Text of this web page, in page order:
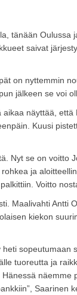
tänään
saivat
on nyttemmin
jälkeen se voi
näyttää,
Kuusi
Nyt se on voitto
ja
Voitto
Maalivahti Antti
kiekon
sopeutumaan
tuoreutta ja
Saarinen